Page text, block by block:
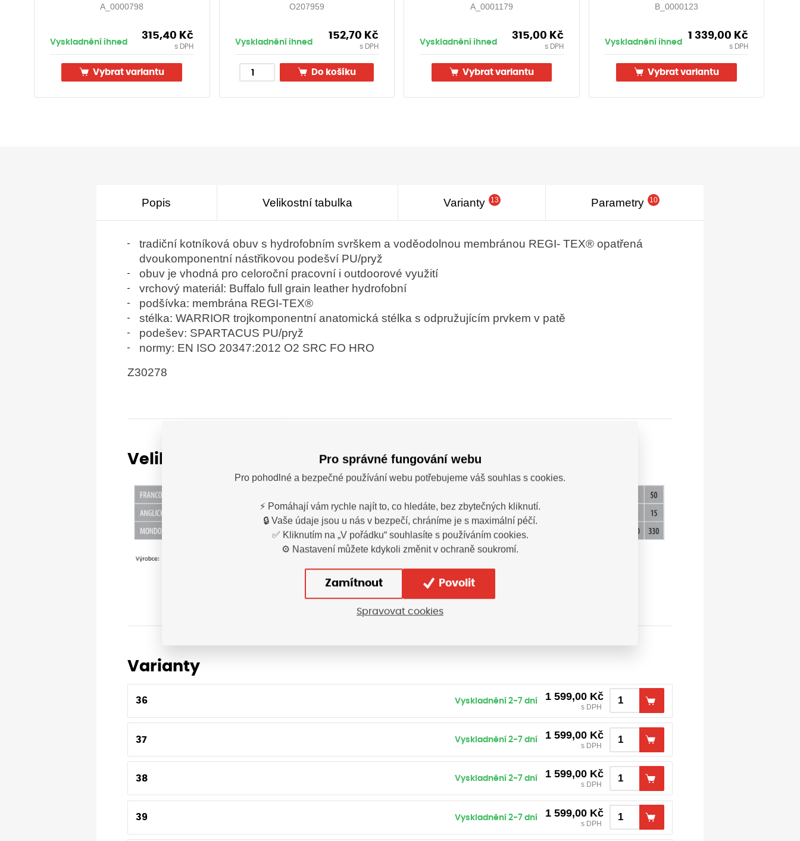
A_0000798
Vyskladnění ihned
315,40 Kč
s DPH
Vybrat variantu
O207959
Vyskladnění ihned
152,70 Kč
s DPH
Do košíku
A_0001179
Vyskladnění ihned
315,00 Kč
s DPH
Vybrat variantu
B_0000123
Vyskladnění ihned
1 339,00 Kč
s DPH
Vybrat variantu
Popis Velikostní tabulka Varianty 13 Parametry 10
tradiční kotníková obuv s hydrofobním svrškem a voděodolnou membránou REGI- TEX® opatřená
dvoukomponentní nástřikovou podešví PU/pryž
obuv je vhodná pro celoroční pracovní i outdoorové využití
vrchový materiál: Buffalo full grain leather hydrofobní
podšívka: membrána REGI-TEX®
stélka: WARRIOR trojkomponentní anatomická stélka s odpružujícím prvkem v patě
podešev: SPARTACUS PU/pryž
normy: EN ISO 20347:2012 O2 SRC FO HRO
Z30278
Velikostní tabulka: obuv BENNON
Varianty
36 Vyskladnění 2-7 dní 1 599,00 Kč
s DPH
37 Vyskladnění 2-7 dní 1 599,00 Kč
s DPH
38 Vyskladnění 2-7 dní 1 599,00 Kč
s DPH
39 Vyskladnění 2-7 dní 1 599,00 Kč
s DPH
Pro správné fungování webu
Pro pohodlné a bezpečné používání webu potřebujeme váš souhlas s cookies.
⚡ Pomáhají vám rychle najít to, co hledáte, bez zbytečných kliknutí.
🔒 Vaše údaje jsou u nás v bezpečí, chráníme je s maximální péčí.
✅ Kliknutím na „V pořádku“ souhlasíte s používáním cookies.
⚙️ Nastavení můžete kdykoli změnit v ochraně soukromí.
Zamítnout Povolit
Spravovat cookies